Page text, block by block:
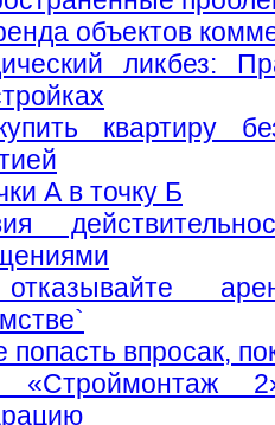
объектов
ликбез:
квартиру
А в точку Б
попасть впросак,